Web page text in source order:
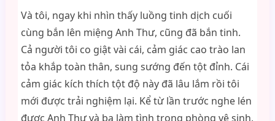
Và tôi, ngay khi nhìn thấy luồng tinh dịch cuối
cùng bắn lên miệng Anh Thư, cũng đã bắn tinh.
Cả người tôi co giật vài cái, cảm giác cao trào lan
tỏa khắp toàn thân, sung sướng đến tột đỉnh. Cái
cảm giác kích thích tột độ này đã lâu lắm rồi tôi
mới được trải nghiệm lại. Kể từ lần trước nghe lén
được Anh Thư và ba làm tình trong phòng vệ sinh,